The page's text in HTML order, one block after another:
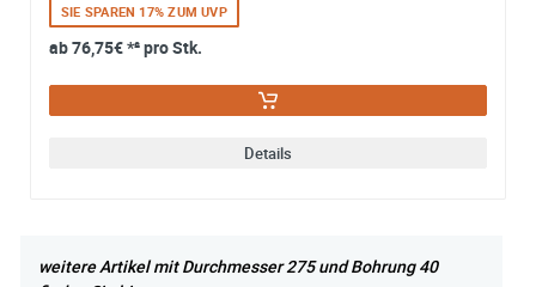
SIE SPAREN 17% ZUM UVP
ab76,75€*² pro Stk.
Details
weitere Artikel mit Durchmesser 275 und Bohrung 40